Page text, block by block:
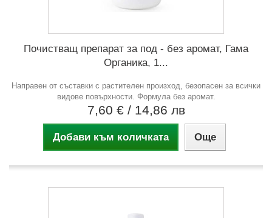
Почистващ препарат за под - без аромат, Гама
Органика, 1...
Направен от съставки с растителен произход, безопасен за всички
видове повърхности. Формула без аромат.
7,60 € / 14,86 лв
Добави към количката Още